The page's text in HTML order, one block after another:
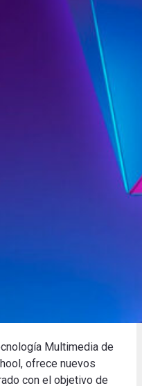
Multimedia de
ofrece nuevos
con el objetivo de